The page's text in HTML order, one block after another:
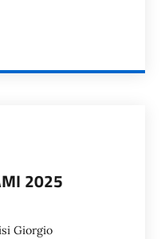
2025
Giorgio